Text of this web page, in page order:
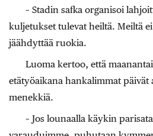
– Stadin safka organisoi
kuljetukset tulevat heiltä. Meiltä
jäähdyttää ruokia.
Luoma kertoo, että
etätyöaikana hankalimmat päivät
menekkiä.
– Jos lounaalla käykin